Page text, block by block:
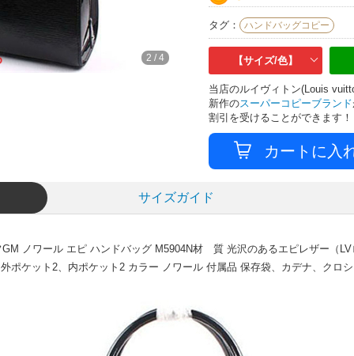
3 / 4
タグ： ハンドバッグコピー
【サイズ/色】
当店のルイヴィトン(Louis
新作のスーパーコピーブランド
割引を受けることができます！
サイズガイド
ノワール エピ ハンドバッグ M5904N材 質 光沢のあるエピレザー（
ポケット2、内ポケット2 カラー ノワール 付属品 保存袋、カデナ、クロ